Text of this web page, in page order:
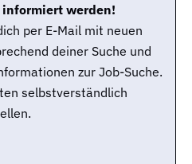
werden!
per E-Mail mit neuen
deiner Suche und
zur Job-Suche.
selbstverständlich